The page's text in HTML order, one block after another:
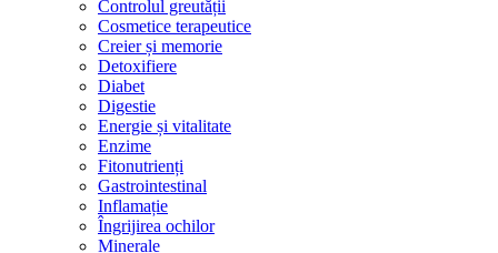
Controlul greutății
Cosmetice terapeutice
Creier și memorie
Detoxifiere
Diabet
Digestie
Energie și vitalitate
Enzime
Fitonutrienți
Gastrointestinal
Inflamație
Îngrijirea ochilor
Minerale